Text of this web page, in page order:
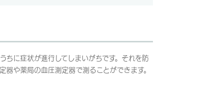
ちに症状が進行してしまいがちです。それを防
器や薬局の血圧測定器で測ることができます。